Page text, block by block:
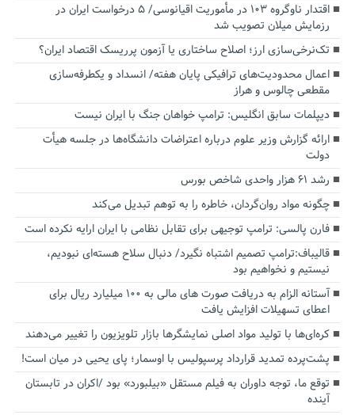
اقتدار ناوگروه ۱۰۳ در مأموریت‌ اقیانوسی/ ۵ درخواست ایران در
رزمایش میلان تصویب شد
تک‌نرخی‌سازی ارز؛ اصلاح ساختاری یا آزمون پرریسک اقتصاد ایران؟
اعمال محدودیت‌های ترافیکی پایان هفته/ انسداد و یکطرفه‌سازی
مقطعی چالوس و هراز
دیپلمات سابق انگلیس:‌ ترامپ خواهان جنگ با ایران نیست
ارائه گزارش وزیر علوم درباره اعتراضات دانشگاه‌ها در جلسه هیأت
دولت
رشد ۶۱ هزار واحدی شاخص بورس
چگونه مواد روان‌گردان، خاطره را به توهم تبدیل می‌کند
فارن پالسی: ترامپ توجیهی برای تقابل نظامی با ایران ارایه نکرده است
قالیباف:ترامپ تصمیم اشتباه نگیرد/ دنبال سلاح هسته‌ای نبودیم،
نیستیم و نخواهیم بود
آستانه الزام به دریافت صورت های مالی به ۱۰۰ میلیارد ریال برای
اعطای تسهیلات افزایش یافت
کره‌ای‌ها با تولید مواد اصلی نمایشگرها بازار تلویزیون را تغییر می‌دهند
پشت‌پرده تمدید قرارداد پرسپولیس با اوسمار؛ پای یحیی در میان است!
توقع ما، توجه داوران به فیلم مستقل «بیلبورد» بود /اکران در تابستان
آینده